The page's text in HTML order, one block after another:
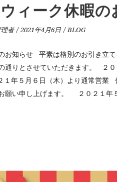
ィーク休暇の
者 2021年4月6日 BLOG
お知らせ 平素は格別のお引き立
通りとさせていただきます。
年５月６日（木）より通常営業
願い申し上げます。 ２０２１年